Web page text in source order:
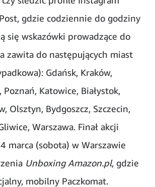
gdzie codziennie do godziny
się wskazówki prowadzące do
zawita do następujących miast
Gdańsk, Kraków,
Poznań, Katowice, Białystok,
Olsztyn, Bydgoszcz, Szczecin,
Warszawa. Finał akcji
marca (sobota) w Warszawie
Unboxing Amazon.pl, gdzie
mobilny Paczkomat.